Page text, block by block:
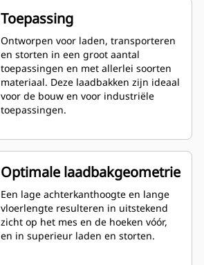
Toepassing
Ontworpen voor laden, transporteren
en storten in een groot aantal
toepassingen en met allerlei soorten
materiaal. Deze laadbakken zijn ideaal
voor de bouw en voor industriële
toepassingen.
Optimale laadbakgeometrie
Een lage achterkanthoogte en lange
vloerlengte resulteren in uitstekend
zicht op het mes en de hoeken vóór,
en in superieur laden en storten.